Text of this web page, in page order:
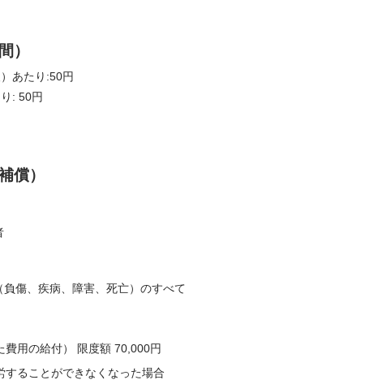
）
あたり:50円
: 50円
償）
傷、疾病、障害、死亡）のすべて
費用の給付） 限度額 70,000円
ることができなくなった場合